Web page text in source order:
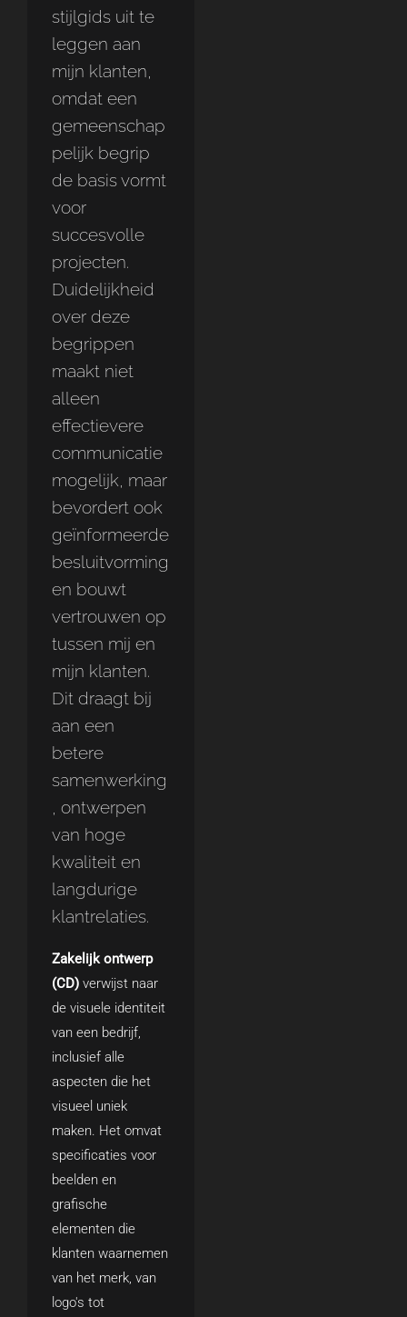
stijlgids uit te
leggen aan
mijn klanten,
omdat een
gemeenschap
pelijk begrip
de basis vormt
voor
succesvolle
projecten.
Duidelijkheid
over deze
begrippen
maakt niet
alleen
effectievere
communicatie
mogelijk, maar
bevordert ook
geïnformeerde
besluitvorming
en bouwt
vertrouwen op
tussen mij en
mijn klanten.
Dit draagt bij
aan een
betere
samenwerking
, ontwerpen
van hoge
kwaliteit en
langdurige
klantrelaties.
Zakelijk ontwerp
(CD) verwijst naar
de visuele identiteit
van een bedrijf,
inclusief alle
aspecten die het
visueel uniek
maken. Het omvat
specificaties voor
beelden en
grafische
elementen die
klanten waarnemen
van het merk, van
logo's tot